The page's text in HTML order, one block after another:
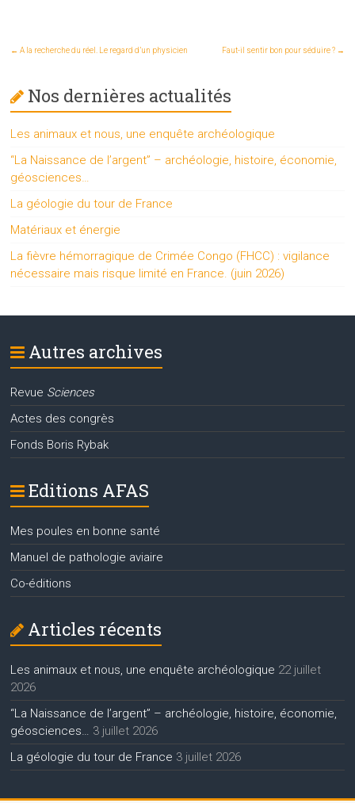
← A la recherche du réel. Le regard d’un physicien Faut-il sentir bon pour séduire ? →
Nos dernières actualités
Les animaux et nous, une enquête archéologique
“La Naissance de l’argent” – archéologie, histoire, économie,
géosciences…
La géologie du tour de France
Matériaux et énergie
La fièvre hémorragique de Crimée Congo (FHCC) : vigilance
nécessaire mais risque limité en France. (juin 2026)
Autres archives
Revue Sciences
Actes des congrès
Fonds Boris Rybak
Editions AFAS
Mes poules en bonne santé
Manuel de pathologie aviaire
Co-éditions
Articles récents
Les animaux et nous, une enquête archéologique 22 juillet
2026
“La Naissance de l’argent” – archéologie, histoire, économie,
géosciences…
3 juillet 2026
La géologie du tour de France 3 juillet 2026